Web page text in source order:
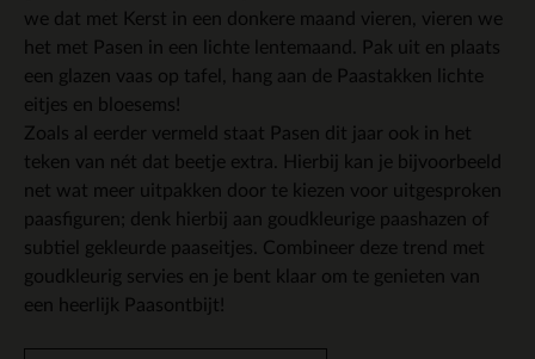
we dat met Kerst in een donkere maand vieren, vieren we
het met Pasen in een lichte lentemaand. Pak uit en plaats
een glazen vaas op tafel, hang aan de Paastakken lichte
eitjes en bloesems!
Zoals al eerder vermeld staat Pasen dit jaar ook in het
teken van nét dat beetje extra. Hierbij kan je bijvoorbeeld
net wat meer uitpakken door te kiezen voor uitgesproken
paasfiguren; denk hierbij aan goudkleurige paashazen of
subtiel gekleurde paaseitjes. Combineer deze trend met
goudkleurig servies en je bent klaar om te genieten van
een heerlijk Paasontbijt!